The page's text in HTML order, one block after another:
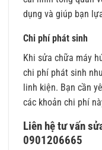
dụng và giúp bạn
Chi phí phát sinh
Khi sửa chữa máy
chi phí phát sinh
linh kiện. Bạn cần
các khoản chi phí
Liên hệ tư vấn
0901206665